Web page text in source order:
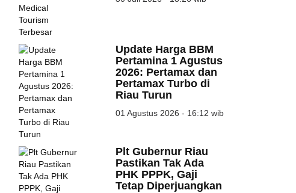
Update Harga BBM
Pertamina 1 Agustus
2026: Pertamax dan
Pertamax Turbo di
Riau Turun
01 Agustus 2026 - 16:12 wib
Plt Gubernur Riau
Pastikan Tak Ada
PHK PPPK, Gaji
Tetap Diperjuangkan